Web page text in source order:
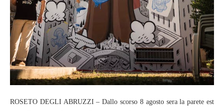
ROSETO DEGLI ABRUZZI – Dallo scorso 8 agosto sera la parete est